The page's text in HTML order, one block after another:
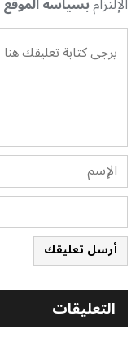
أرسل تعليقك
التعليقات